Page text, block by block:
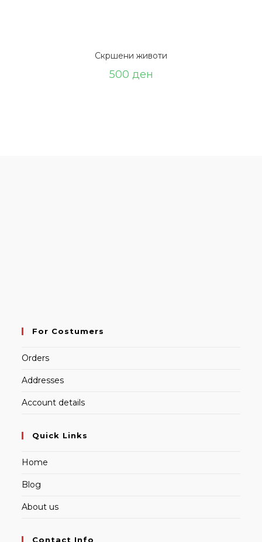
Скршени животи
500 ден
For Costumers
Orders
Addresses
Account details
Quick Links
Home
Blog
About us
Contact Info